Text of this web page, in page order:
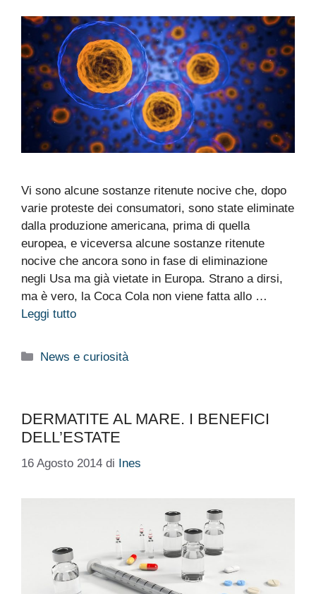
Vi sono alcune sostanze ritenute nocive che, dopo
varie proteste dei consumatori, sono state eliminate
dalla produzione americana, prima di quella
europea, e viceversa alcune sostanze ritenute
nocive che ancora sono in fase di eliminazione
negli Usa ma già vietate in Europa. Strano a dirsi,
ma è vero, la Coca Cola non viene fatta allo …
Leggi tutto
Categorie
News e curiosità
DERMATITE AL MARE. I BENEFICI
DELL’ESTATE
16 Agosto 2014 di Ines